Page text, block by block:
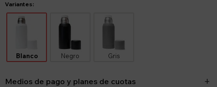
Variantes:
Blanco Negro Gris
Medios de pago y planes de cuotas